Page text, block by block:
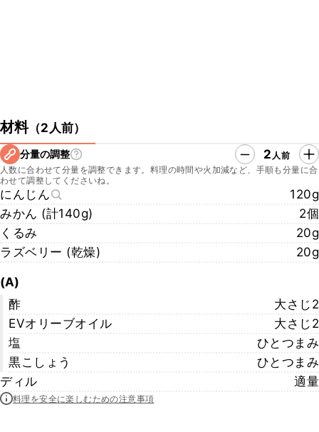
材料（2人前）
分量の調整 2 人前
人数に合わせて分量を調整できます。料理の時間や火加減など、手順も分量に合
わせて調整してくださいね。
にんじん
120g
みかん (計140g)
2個
くるみ
20g
ラズベリー (乾燥)
20g
(A)
酢
大さじ2
EVオリーブオイル
大さじ2
塩
ひとつまみ
黒こしょう
ひとつまみ
ディル
適量
料理を安全に楽しむための注意事項